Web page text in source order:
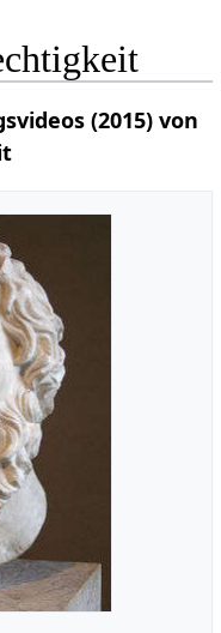
(2015) von